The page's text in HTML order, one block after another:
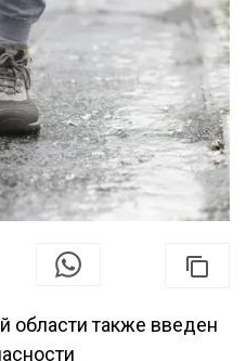
области также введен